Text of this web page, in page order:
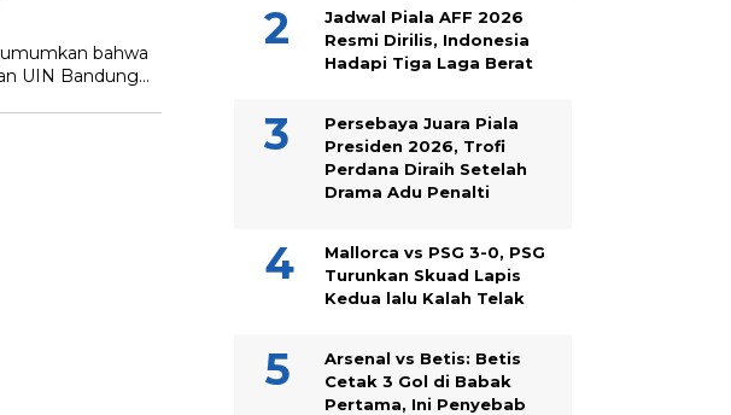
bahwa
UIN Bandung…
Jadwal Piala AFF 2026
Resmi Dirilis, Indonesia
Hadapi Tiga Laga Berat
Persebaya Juara Piala
Presiden 2026, Trofi
Perdana Diraih Setelah
Drama Adu Penalti
Mallorca vs PSG 3-0, PSG
Turunkan Skuad Lapis
Kedua lalu Kalah Telak
Arsenal vs Betis: Betis
Cetak 3 Gol di Babak
Pertama, Ini Penyebab